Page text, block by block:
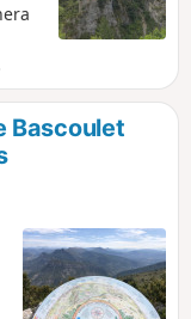
le
Bascoulet